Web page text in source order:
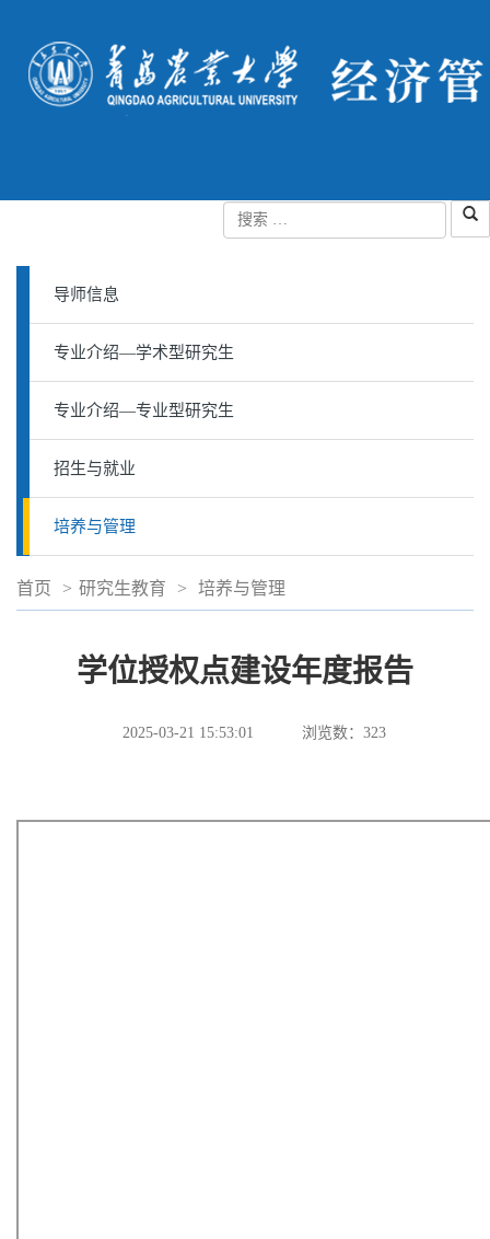
导师信息
专业介绍—学术型研究生
专业介绍—专业型研究生
招生与就业
培养与管理
首页 > 研究生教育 > 培养与管理
学位授权点建设年度报告
2025-03-21 15:53:01 浏览数： 323